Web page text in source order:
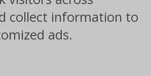
collect information to
ads.